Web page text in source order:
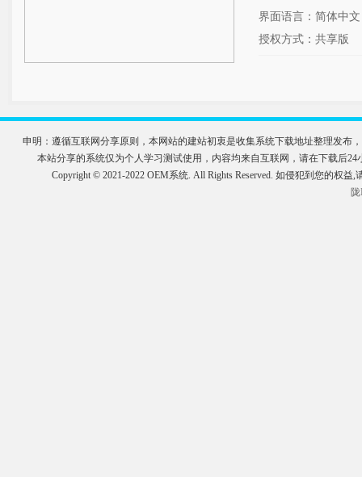
界面语言：简体中文
授权方式：共享版
申明：遵循互联网分享原则，本网站的建站初衷是收集系统下载地址整理发布
本站分享的系统仅为个人学习测试使用，内容均来自互联网，请在下载后
Copyright © 2021-2022 OEM系统. All Rights Reserved. 如侵犯到您的权